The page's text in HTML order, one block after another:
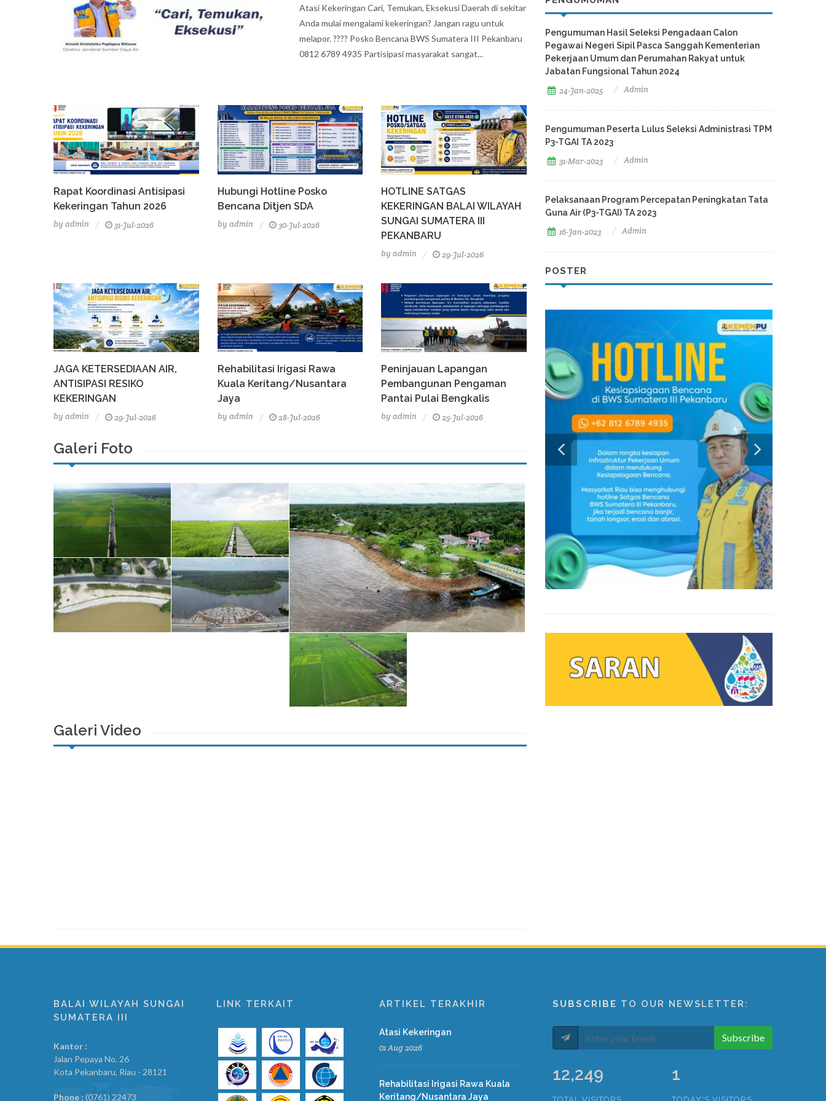
Atasi Kekeringan Cari, Temukan, Eksekusi Daerah di sekitar
Anda mulai mengalami kekeringan? Jangan ragu untuk
melapor. ???? Posko Bencana BWS Sumatera III Pekanbaru
0812 6789 4935 Partisipasi masyarakat sangat...
Rapat Koordinasi Antisipasi
Kekeringan Tahun 2026
by admin 31-Jul-2026
Hubungi Hotline Posko
Bencana Ditjen SDA
by admin 30-Jul-2026
HOTLINE SATGAS
KEKERINGAN BALAI WILAYAH
SUNGAI SUMATERA III
PEKANBARU
by admin 29-Jul-2026
JAGA KETERSEDIAAN AIR,
ANTISIPASI RESIKO
KEKERINGAN
by admin 29-Jul-2026
Rehabilitasi Irigasi Rawa
Kuala Keritang/Nusantara
Jaya
by admin 28-Jul-2026
Peninjauan Lapangan
Pembangunan Pengaman
Pantai Pulai Bengkalis
by admin 25-Jul-2026
Galeri Foto
Galeri Video
Pengumuman Hasil Seleksi Pengadaan Calon
Pegawai Negeri Sipil Pasca Sanggah Kementerian
Pekerjaan Umum dan Perumahan Rakyat untuk
Jabatan Fungsional Tahun 2024
24-Jan-2025 Admin
Pengumuman Peserta Lulus Seleksi Administrasi TPM
P3-TGAI TA 2023
31-Mar-2023 Admin
Pelaksanaan Program Percepatan Peningkatan Tata
Guna Air (P3-TGAI) TA 2023
16-Jan-2023 Admin
POSTER
BALAI WILAYAH SUNGAI
SUMATERA III
Kantor :
Jalan Pepaya No. 26
Kota Pekanbaru, Riau - 28121
Phone : (0761) 22473
LINK TERKAIT ARTIKEL TERAKHIR
Atasi Kekeringan
01 Aug 2026
Rehabilitasi Irigasi Rawa Kuala
Keritang/Nusantara Jaya
SUBSCRIBE TO OUR NEWSLETTER:
Subscribe
15,003 1